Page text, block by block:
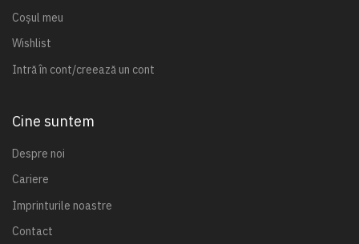
Coșul meu
Wishlist
Intră în cont/creează un cont
Cine suntem
Despre noi
Cariere
Imprinturile noastre
Contact